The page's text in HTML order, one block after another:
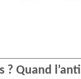
? Quand